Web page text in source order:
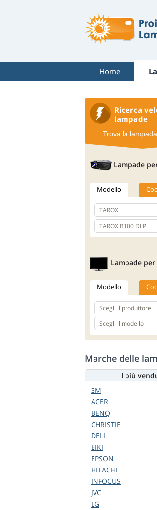
Home
Ricerca
lampade
Trova la
Lampade
Modello
Lampade per
Modello
Marche delle
I più
3M
ACER
BENQ
CHRISTIE
DELL
EIKI
EPSON
HITACHI
INFOCUS
JVC
LG